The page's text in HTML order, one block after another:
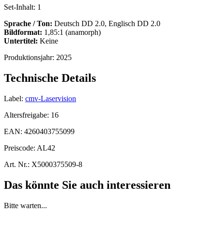
Set-Inhalt: 1
Sprache / Ton: Deutsch DD 2.0, Englisch DD 2.0
Bildformat: 1,85:1 (anamorph)
Untertitel: Keine
Produktionsjahr: 2025
Technische Details
Label: cmv-Laservision
Altersfreigabe: 16
EAN: 4260403755099
Preiscode: AL42
Art. Nr.: X5000375509-8
Das könnte Sie auch interessieren
Bitte warten...